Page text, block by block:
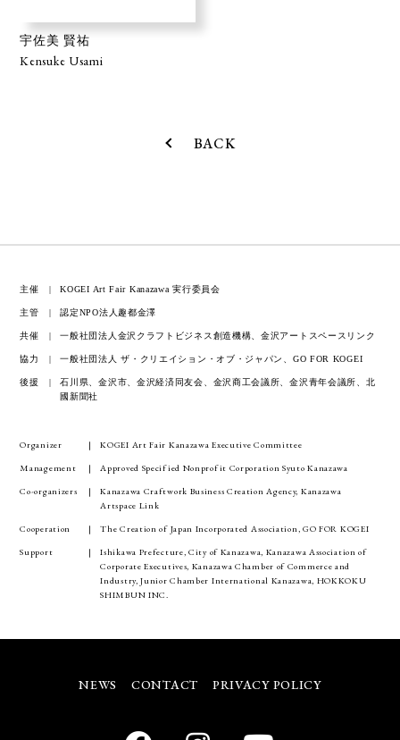
宇佐美 賢祐
Kensuke Usami
BACK
主催 KOGEI Art Fair Kanazawa 実行委員会
主管 認定NPO法人趣都金澤
共催 一般社団法人金沢クラフトビジネス創造機構、金沢アートスペースリンク
協力 一般社団法人 ザ・クリエイション・オブ・ジャパン、GO FOR KOGEI
後援
石川県、金沢市、金沢経済同友会、金沢商工会議所、金沢青年会議所、北
國新聞社
Organizer
KOGEI Art Fair Kanazawa Executive Committee
Management
Approved Specified Nonprofit Corporation Syuto Kanazawa
Co-organizers
Kanazawa Craftwork Business Creation Agency, Kanazawa
Artspace Link
Cooperation
The Creation of Japan Incorporated Association, GO FOR KOGEI
Support
Ishikawa Prefecture, City of Kanazawa, Kanazawa Association of
Corporate Executives, Kanazawa Chamber of Commerce and
Industry, Junior Chamber International Kanazawa, HOKKOKU
SHIMBUN INC.
NEWS CONTACT PRIVACY POLICY